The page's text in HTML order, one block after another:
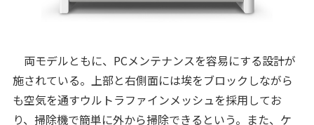
両モデルともに、PCメンテナンスを容易にする設計が
施されている。上部と右側面には埃をブロックしながら
も空気を通すウルトラファインメッシュを採用してお
り、掃除機で簡単に外から掃除できるという。また、ケ